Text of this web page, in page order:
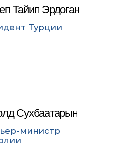
Тайип Эрдоган
Турции
Сухбаатарын
министр